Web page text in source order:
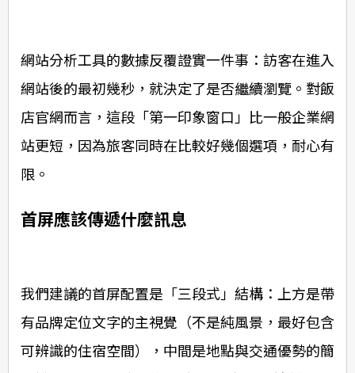
網站分析工具的數據反覆證實一件事：訪客在進入
網站後的最初幾秒，就決定了是否繼續瀏覽。對飯
店官網而言，這段「第一印象窗口」比一般企業網
站更短，因為旅客同時在比較好幾個選項，耐心有
限。
首屏應該傳遞什麼訊息
我們建議的首屏配置是「三段式」結構：上方是帶
有品牌定位文字的主視覺（不是純風景，最好包含
可辨識的住宿空間），中間是地點與交通優勢的簡